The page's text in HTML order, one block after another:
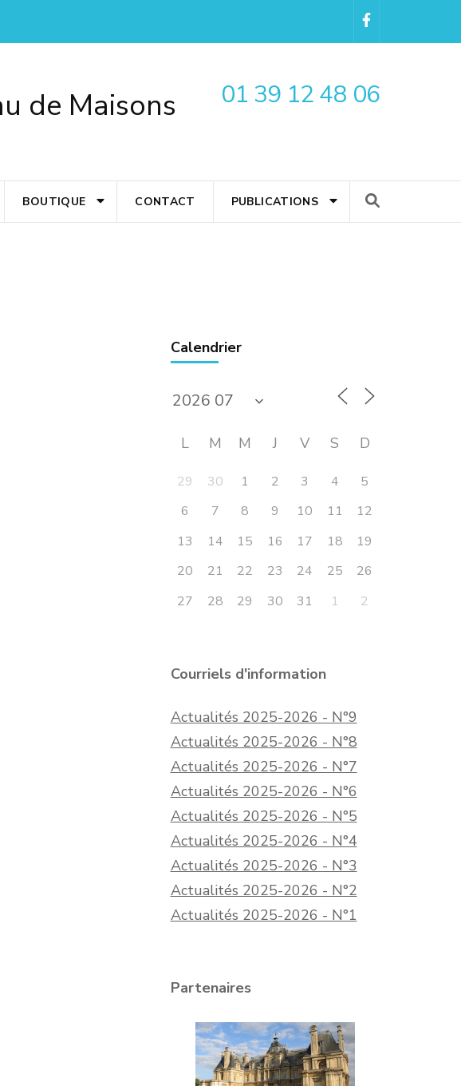
de Maisons 01 39 12 48 06
BOUTIQUE CONTACT PUBLICATIONS
Calendrier
L M M J V S D
29 30 1 2 3 4
5
6
7 8 9 10 11
12
13
14 15 16 17 18
19
20
21 22 23 24 25
26
27
28 29 30 31 1 2
Courriels d'information
Actualités 2025-2026 - N°9
Actualités 2025-2026 - N°8
Actualités 2025-2026 - N°7
Actualités 2025-2026 - N°6
Actualités 2025-2026 - N°5
Actualités 2025-2026 - N°4
Actualités 2025-2026 - N°3
Actualités 2025-2026 - N°2
Actualités 2025-2026 - N°1
Partenaires